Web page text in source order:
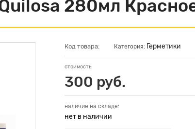
280мл
Код товара: Категория: Герметики
стоимость:
300 руб.
наличие на складе:
нет в наличии